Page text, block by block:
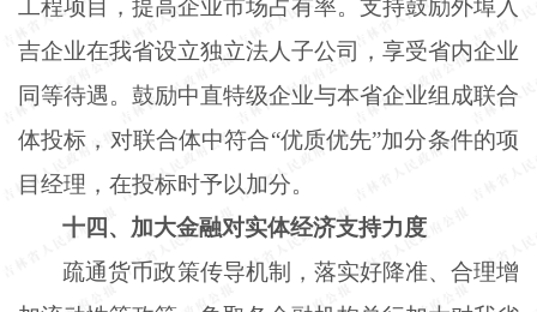
工程项目，提高企业市场占有率。支持鼓励外埠入
吉企业在我省设立独立法人子公司，享受省内企业
同等待遇。鼓励中直特级企业与本省企业组成联合
体投标，对联合体中符合“优质优先”加分条件的项
目经理，在投标时予以加分。
十四、加大金融对实体经济支持力度
疏通货币政策传导机制，落实好降准、合理增